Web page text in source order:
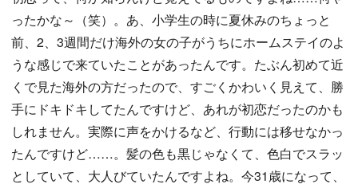
ったかな～（笑）。あ、小学生の時に夏休みのちょっと
前、2、3週間だけ海外の女の子がうちにホームステイのよ
うな感じで来ていたことがあったんです。たぶん初めて近
くで見た海外の方だったので、すごくかわいく見えて、勝
手にドキドキしてたんですけど、あれが初恋だったのかも
しれません。実際に声をかけるなど、行動には移せなかっ
たんですけど……。髪の色も黒じゃなくて、色白でスラッ
としていて、大人びていたんですよね。今31歳になって、